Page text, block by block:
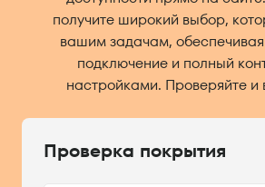
получите широкий выбор,
вашим задачам,
подключение и полный
настройками. Проверяйте и
Проверка покрытия